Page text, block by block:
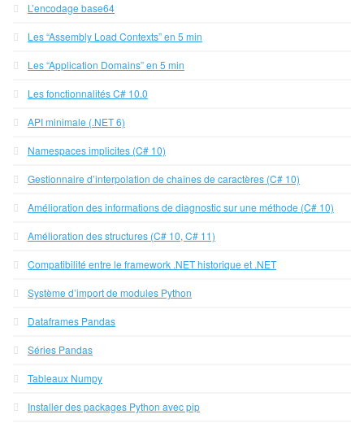
L’encodage base64
Les “Assembly Load Contexts” en 5 min
Les “Application Domains” en 5 min
Les fonctionnalités C# 10.0
API minimale (.NET 6)
Namespaces implicites (C# 10)
Gestionnaire d’interpolation de chaînes de caractères (C# 10)
Amélioration des informations de diagnostic sur une méthode (C# 10)
Amélioration des structures (C# 10, C# 11)
Compatibilité entre le framework .NET historique et .NET
Système d’import de modules Python
Dataframes Pandas
Séries Pandas
Tableaux Numpy
Installer des packages Python avec pip